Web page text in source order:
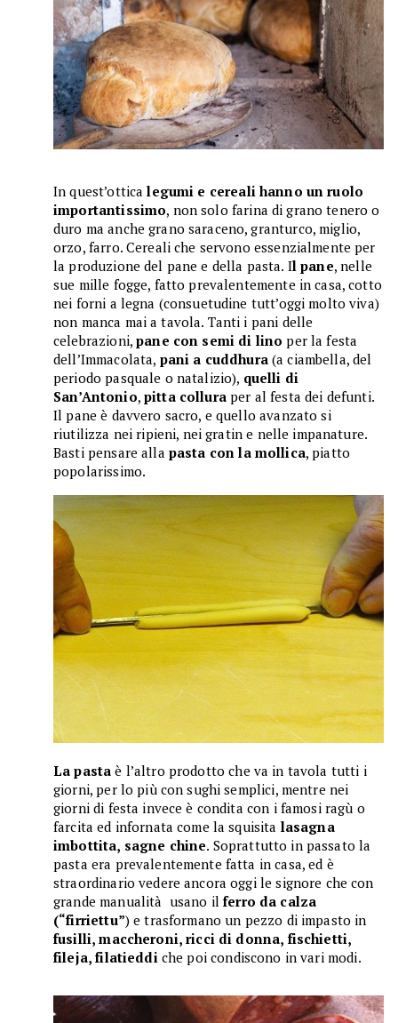
In quest’ottica legumi e cereali hanno un ruolo
importantissimo, non solo farina di grano tenero o
duro ma anche grano saraceno, granturco, miglio,
orzo, farro. Cereali che servono essenzialmente per
la produzione del pane e della pasta. Il pane, nelle
sue mille fogge, fatto prevalentemente in casa, cotto
nei forni a legna (consuetudine tutt’oggi molto viva)
non manca mai a tavola. Tanti i pani delle
celebrazioni,pane con semi di lino per la festa
dell’Immacolata, pani a cuddhura (a ciambella, del
periodo pasquale o natalizio), quelli di
San’Antonio, pitta colluraper al festa dei defunti.
Il pane è davvero sacro, e quello avanzato si
riutilizza nei ripieni, nei gratin e nelle impanature.
Basti pensare alla pasta con la mollica, piatto
popolarissimo.
La pasta è l’altro prodotto che va in tavola tutti i
giorni, per lo più con sughi semplici, mentre nei
giorni di festa invece è condita con i famosi ragù o
farcita ed infornata come la squisita lasagna
imbottita, sagne chine. Soprattutto in passato la
pasta era prevalentemente fatta in casa, ed è
straordinario vedere ancora oggi le signore che con
grande manualità usano ilferro da calza
(“firriettu”) e trasformano un pezzo di impasto in
fusilli, maccheroni, ricci di donna, fischietti,
fileja, filatieddiche poi condiscono in vari modi.